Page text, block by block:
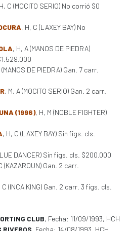
C (MOCITO SERIO) No corrió $0
, H, C (LAXEY BAY) No
, H, A (MANOS DE PIEDRA)
(MANOS DE PIEDRA) Gan. 7 carr.
, M, A (MOCITO SERIO) Gan. 2 carr.
(1996), H, M (NOBLE FIGHTER)
, H, C (LAXEY BAY) Sin figs. cls.
DANCER) Sin figs. cls. $200.000
(KAZAROUN) Gan. 2 carr.
C (INCA KING) Gan. 2 carr. 3 figs. cls.
CLUB, Fecha: 11/09/1993, HCH
RIVEROS, Fecha: 14/08/1993, HCH